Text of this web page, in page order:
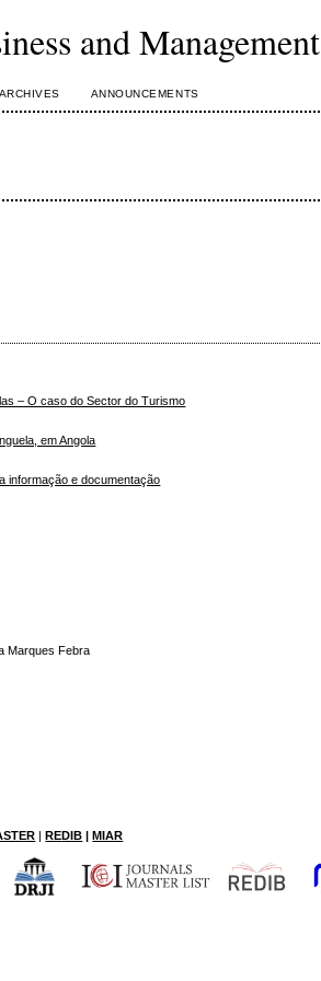
and Management
ARCHIVES ANNOUNCEMENTS
– O caso do Sector do Turismo
em Angola
informação e documentação
Marques Febra
|REDIB |MIAR